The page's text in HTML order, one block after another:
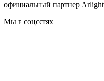
официальный партнер Arlight
Мы в соцсетях